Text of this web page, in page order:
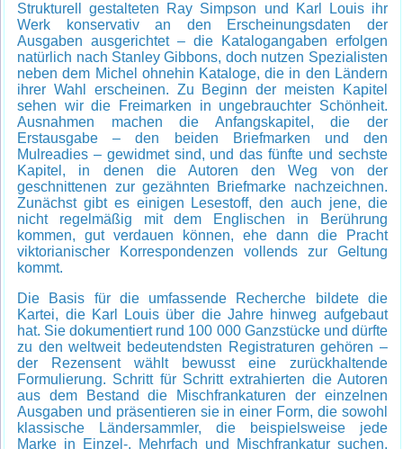
Strukturell gestalteten Ray Simpson und Karl Louis ihr
Werk konservativ an den Erscheinungsdaten der
Ausgaben ausgerichtet – die Katalogangaben erfolgen
natürlich nach Stanley Gibbons, doch nutzen Spezialisten
neben dem Michel ohnehin Kataloge, die in den Ländern
ihrer Wahl erscheinen. Zu Beginn der meisten Kapitel
sehen wir die Freimarken in ungebrauchter Schönheit.
Ausnahmen machen die Anfangskapitel, die der
Erstausgabe – den beiden Briefmarken und den
Mulreadies – gewidmet sind, und das fünfte und sechste
Kapitel, in denen die Autoren den Weg von der
geschnittenen zur gezähnten Briefmarke nachzeichnen.
Zunächst gibt es einigen Lesestoff, den auch jene, die
nicht regelmäßig mit dem Englischen in Berührung
kommen, gut verdauen können, ehe dann die Pracht
viktorianischer Korrespondenzen vollends zur Geltung
kommt.
Die Basis für die umfassende Recherche bildete die
Kartei, die Karl Louis über die Jahre hinweg aufgebaut
hat. Sie dokumentiert rund 100 000 Ganzstücke und dürfte
zu den weltweit bedeutendsten Registraturen gehören –
der Rezensent wählt bewusst eine zurückhaltende
Formulierung. Schritt für Schritt extrahierten die Autoren
aus dem Bestand die Mischfrankaturen der einzelnen
Ausgaben und präsentieren sie in einer Form, die sowohl
klassische Ländersammler, die beispielsweise jede
Marke in Einzel-, Mehrfach und Mischfrankatur suchen,